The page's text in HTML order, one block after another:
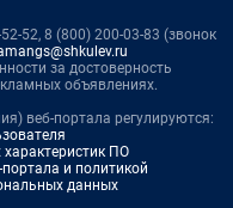
52, 8 (800) 200-03-83 (звонок
за достоверность
объявлениях.
веб-портала регулируются:
ПО
и политикой
данных